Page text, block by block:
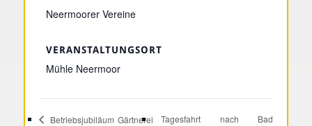
Neermoorer Vereine
VERANSTALTUNGSORT
Mühle Neermoor
Betriebsjubiläum Gärtnerei
Tagesfahrt nach Bad